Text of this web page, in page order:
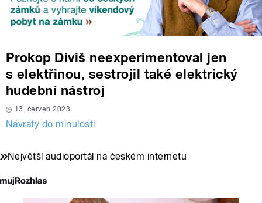
Prokop Diviš neexperimentoval jen
s elektřinou, sestrojil také elektrický
hudební nástroj
13. červen 2023
Návraty do minulosti
Největší audioportál na českém internetu